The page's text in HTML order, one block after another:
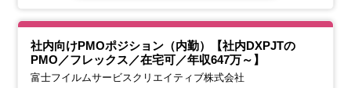
の支援・業務プロセス設計構築・改善・運営管理等の事業支
援を行います。
・顧客との距離が近く、業務範囲は多岐に渡るため、より踏
み込んだ提案・取組みが可能です。
社内向けPMOポジション（内勤）【社内DXPJTの
PMO／フレックス／在宅可／年収647万～】
富士フイルムサービスクリエイティブ株式会社